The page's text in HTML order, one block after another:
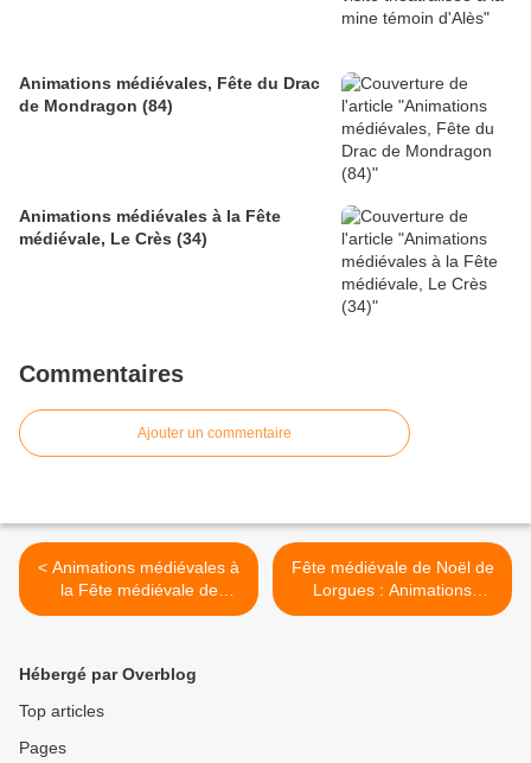
Animations médiévales, Fête du Drac
de Mondragon (84)
Animations médiévales à la Fête
médiévale, Le Crès (34)
Commentaires
Ajouter un commentaire
< Animations médiévales à
la Fête médiévale de
Châteaurenard (13)
Fête médiévale de Noël de
Lorgues : Animations
médiévales et théâtre
Hébergé par Overblog
Top articles
Pages